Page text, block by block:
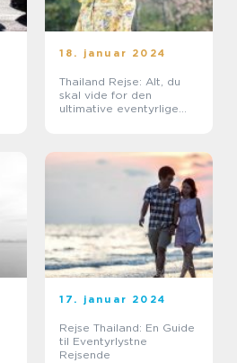
18. januar 2024
Thailand Rejse: Alt, du
skal vide for den
ultimative eventyrlige
17. januar 2024
Rejse Thailand: En Guide
til Eventyrlystne
Rejsende